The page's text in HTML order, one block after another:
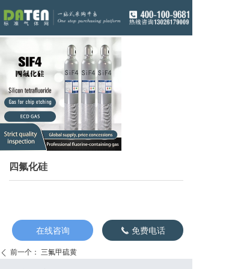
四氟化硅
끅 免费电话
ꄴ 前一个： 三氟甲硫黄
在线咨询